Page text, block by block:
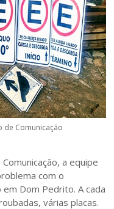
de Comunicação
a equipe
com o
Dom Pedrito. A cada
várias placas.